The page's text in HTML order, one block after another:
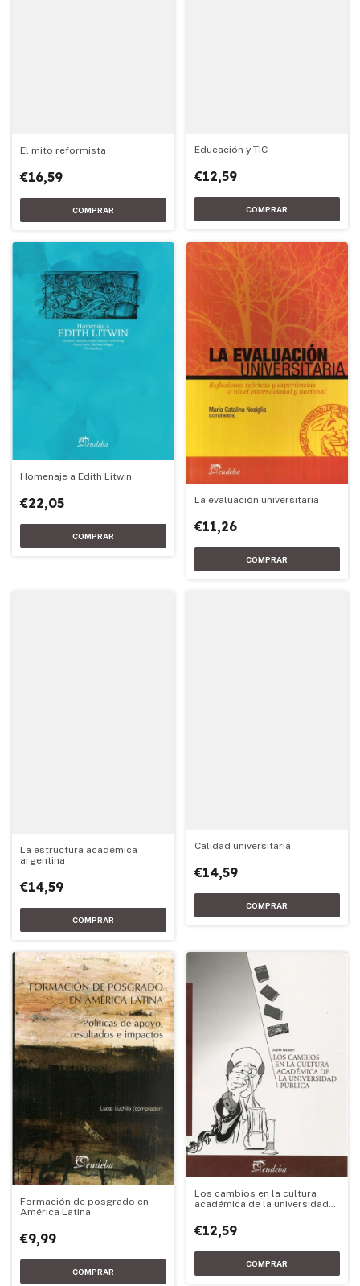
El mito reformista
€16,59
Educación y TIC
€12,59
Homenaje a Edith Litwin
€22,05 La evaluación universitaria
€11,26
La estructura académica
argentina
€14,59
Calidad universitaria
€14,59
Formación de posgrado en
América Latina
€9,99
Los cambios en la cultura
académica de la universidad
€12,59